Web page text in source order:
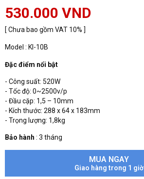
530.000 VND
[ Chưa bao gồm VAT 10% ]
Model : KI-10B
Đặc điểm nổi bật
- Công suất: 520W
- Tốc độ: 0~2500v/p
- Đầu cặp: 1,5 – 10mm
- Kích thước: 288 x 64 x 183mm
- Trọng lượng: 1,8kg
Bảo hành : 3 tháng
MUA NGAY
Giao hàng trong 1 giờ